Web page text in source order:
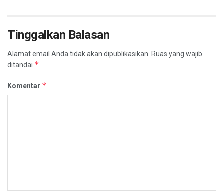
Tinggalkan Balasan
Alamat email Anda tidak akan dipublikasikan. Ruas yang wajib
ditandai *
Komentar *